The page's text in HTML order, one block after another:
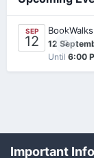
SEP
12 0
12
Until 6:00
Important